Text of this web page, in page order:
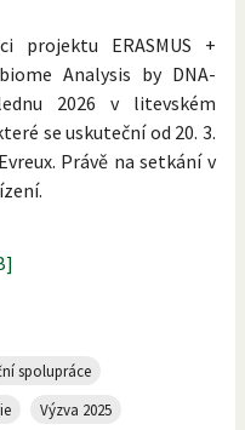
projektu ERASMUS +
Analysis by DNA-
2026 v litevském
se uskuteční od 20. 3.
Právě na setkání v
spolupráce
Výzva 2025